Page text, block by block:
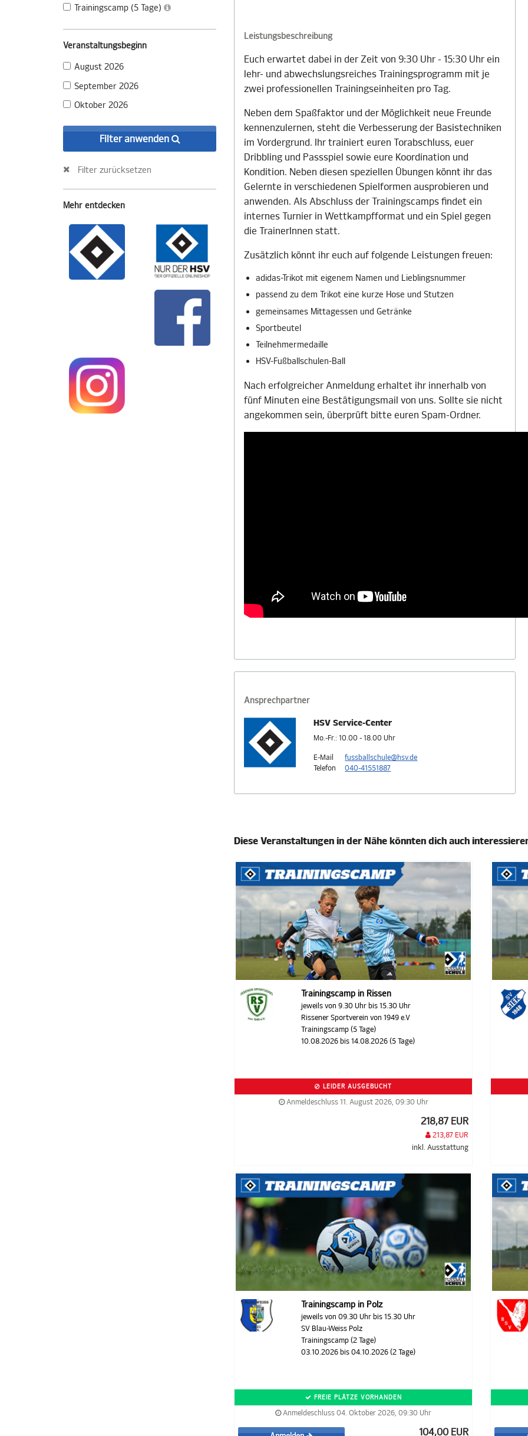
Trainingscamp (5 Tage)
Veranstaltungsbeginn
August 2026
September 2026
Oktober 2026
Filter anwenden
Filter zurücksetzen
Mehr entdecken
Leistungsbeschreibung
Euch erwartet dabei in der Zeit von 9:30 Uhr - 15:30 Uhr ein
lehr- und abwechslungsreiches Trainingsprogramm mit je
zwei professionellen Trainingseinheiten pro Tag.
Neben dem Spaßfaktor und der Möglichkeit neue Freunde
kennenzulernen, steht die Verbesserung der Basistechniken
im Vordergrund. Ihr trainiert euren Torabschluss, euer
Dribbling und Passspiel sowie eure Koordination und
Kondition. Neben diesen speziellen Übungen könnt ihr das
Gelernte in verschiedenen Spielformen ausprobieren und
anwenden. Als Abschluss der Trainingscamps findet ein
internes Turnier in Wettkampfformat und ein Spiel gegen
die TrainerInnen statt.
Zusätzlich könnt ihr euch auf folgende Leistungen freuen:
adidas-Trikot mit eigenem Namen und Lieblingsnummer
passend zu dem Trikot eine kurze Hose und Stutzen
gemeinsames Mittagessen und Getränke
Sportbeutel
Teilnehmermedaille
HSV-Fußballschulen-Ball
Nach erfolgreicher Anmeldung erhaltet ihr innerhalb von
fünf Minuten eine Bestätigungsmail von uns. Sollte sie nicht
angekommen sein, überprüft bitte euren Spam-Ordner.
Ansprechpartner
HSV Service-Center
Mo.-Fr.: 10.00 - 18.00 Uhr
E-Mail
fussballschule@hsv.de
Telefon
040-41551887
Diese Veranstaltungen in der Nähe könnten dich auch
Trainingscamp in Rissen
jeweils von 9.30 Uhr bis 15.30 Uhr
Rissener Sportverein von 1949 e.V
Trainingscamp (5 Tage)
10.08.2026 bis 14.08.2026 (5 Tage)
LEIDER AUSGEBUCHT
Anmeldeschluss 11. August 2026, 09:30 Uhr
218,87 EUR
213,87 EUR
inkl. Ausstattung
Trainingscamp in Polz
jeweils von 09.30 Uhr bis 15.30 Uhr
SV Blau-Weiss Polz
Trainingscamp (2 Tage)
03.10.2026 bis 04.10.2026 (2 Tage)
FREIE PLÄTZE VORHANDEN
Anmeldeschluss 04. Oktober 2026, 09:30 Uhr
104,00 EUR